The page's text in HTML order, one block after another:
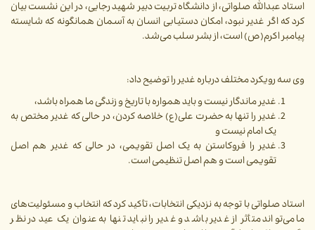
استاد عبدالله صلواتی، از دانشگاه تربیت دبیر شهید رجایی، در این نشست بیان
کرد که اگر غدیر نبود، امکان دستیابی انسان به آسمان همانگونه که شایسته
پیامبر اکرم(ص) است، از بشر سلب می‌شد.
وی سه رویکرد مختلف درباره غدیر را توضیح داد:
غدیر ماندگار نیست و باید همواره با تاریخ و زندگی ما همراه باشد،
غدیر را تنها به حضرت علی(ع) خلاصه کردن، در حالی که غدیر مختص به
یک امام نیست و
غدیر را فروکاستن به یک اصل تقویمی، در حالی که غدیر هم اصل
تقویمی است و هم اصل تنظیمی است.
استاد صلواتی با توجه به نزدیکی انتخابات، تأکید کرد که انتخاب و مسئولیت‌های
ما می‌تواند متأثر از غدیر باشد و غدیر را نباید تنها به عنوان یک عید در نظر